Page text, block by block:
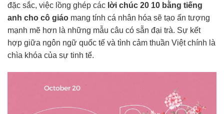
đặc sắc, việc lồng ghép các lời chúc 20 10 bằng tiếng
anh cho cô giáo mang tính cá nhân hóa sẽ tạo ấn tượng
mạnh mẽ hơn là những mẫu câu có sẵn đại trà. Sự kết
hợp giữa ngôn ngữ quốc tế và tình cảm thuần Việt chính là
chìa khóa của sự tinh tế.